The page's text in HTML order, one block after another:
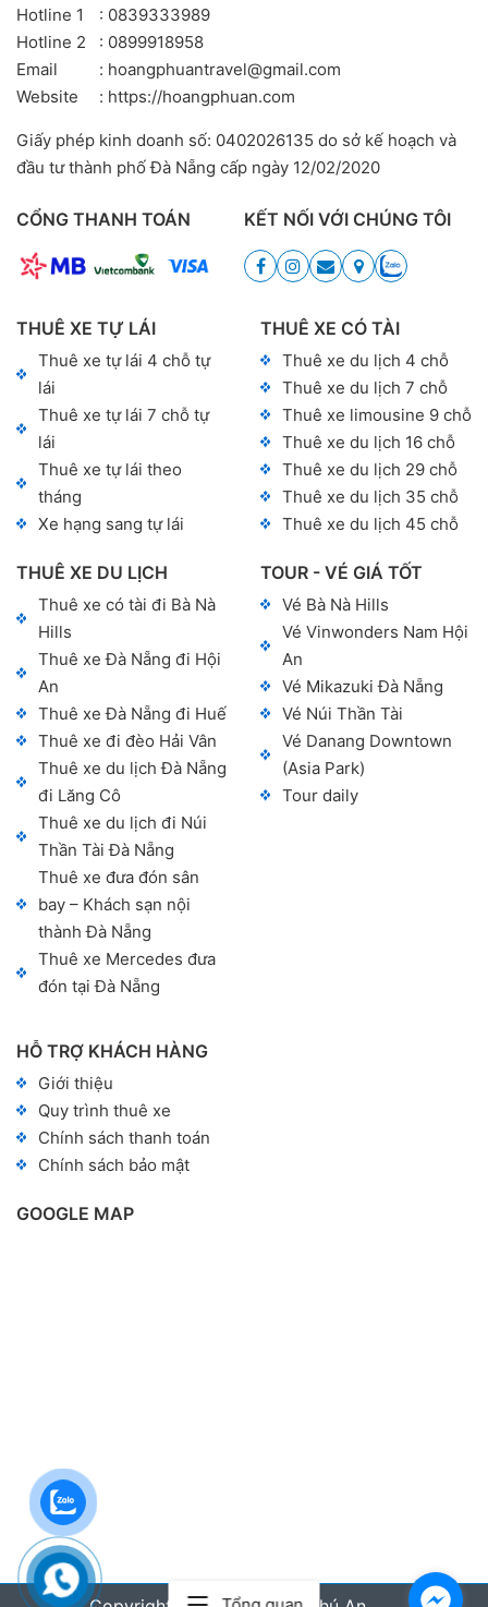
Hotline 1
: 0839333989
Hotline 2
: 0899918958
Email
: hoangphuantravel@gmail.com
Website
: https://hoangphuan.com
Giấy phép kinh doanh số: 0402026135 do sở kế hoạch và
đầu tư thành phố Đà Nẵng cấp ngày 12/02/2020
CỔNG THANH TOÁN KẾT NỐI VỚI CHÚNG TÔI
THUÊ XE TỰ LÁI
Thuê xe tự lái 4 chỗ tự
lái
Thuê xe tự lái 7 chỗ tự
lái
Thuê xe tự lái theo
tháng
Xe hạng sang tự lái
THUÊ XE DU LỊCH
Thuê xe có tài đi Bà Nà
Hills
Thuê xe Đà Nẵng đi Hội
An
Thuê xe Đà Nẵng đi Huế
Thuê xe đi đèo Hải Vân
Thuê xe du lịch Đà Nẵng
đi Lăng Cô
Thuê xe du lịch đi Núi
Thần Tài Đà Nẵng
Thuê xe đưa đón sân
bay – Khách sạn nội
thành Đà Nẵng
Thuê xe Mercedes đưa
đón tại Đà Nẵng
THUÊ XE CÓ TÀI
Thuê xe du lịch 4 chỗ
Thuê xe du lịch 7 chỗ
Thuê xe limousine 9 chỗ
Thuê xe du lịch 16 chỗ
Thuê xe du lịch 29 chỗ
Thuê xe du lịch 35 chỗ
Thuê xe du lịch 45 chỗ
TOUR - VÉ GIÁ TỐT
Vé Bà Nà Hills
Vé Vinwonders Nam Hội
An
Vé Mikazuki Đà Nẵng
Vé Núi Thần Tài
Vé Danang Downtown
(Asia Park)
Tour daily
GOOGLE MAP
HỖ TRỢ KHÁCH HÀNG
Giới thiệu
Quy trình thuê xe
Chính sách thanh toán
Chính sách bảo mật